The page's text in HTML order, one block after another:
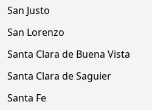
San Justo
San Lorenzo
Santa Clara de Buena Vista
Santa Clara de Saguier
Santa Fe